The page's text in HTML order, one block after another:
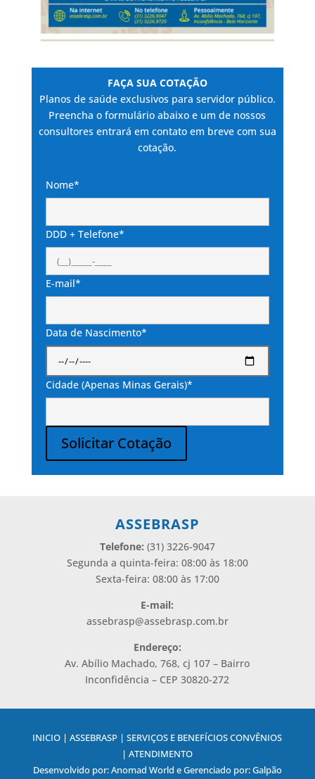
FAÇA SUA COTAÇÃO
Planos de saúde exclusivos para servidor público.
Preencha o formulário abaixo e um de nossos
consultores entrará em contato em breve com sua
cotação.
Nome*
DDD + Telefone*
E-mail*
Data de Nascimento*
Cidade (Apenas Minas Gerais)*
Solicitar Cotação
ASSEBRASP
Telefone: (31) 3226-9047
Segunda a quinta-feira: 08:00 às 18:00
Sexta-feira: 08:00 às 17:00
E-mail:
assebrasp@assebrasp.com.br
Endereço:
Av. Abílio Machado, 768, cj 107 – Bairro
Inconfidência – CEP 30820-272
INICIO | ASSEBRASP | SERVIÇOS E BENEFÍCIOS CONVÊNIOS
| ATENDIMENTO
Desenvolvido por: Anomad World e Gerenciado por: Galpão